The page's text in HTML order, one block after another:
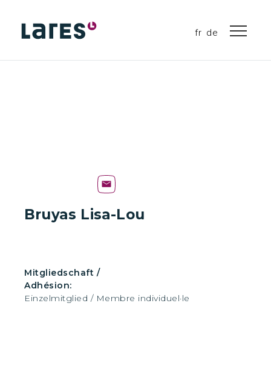
fr de
Bruyas Lisa-Lou
Mitgliedschaft /
Adhésion:
Einzelmitglied / Membre individuel·le